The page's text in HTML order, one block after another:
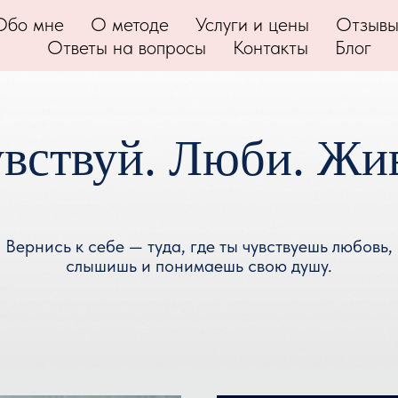
мне О методе Услуги и цены
Отзывы
Ответы на вопросы
Контакты Блог
Люби.
Вернись к себе — туда, где ты чувствуешь любовь,
слышишь и понимаешь свою душу.